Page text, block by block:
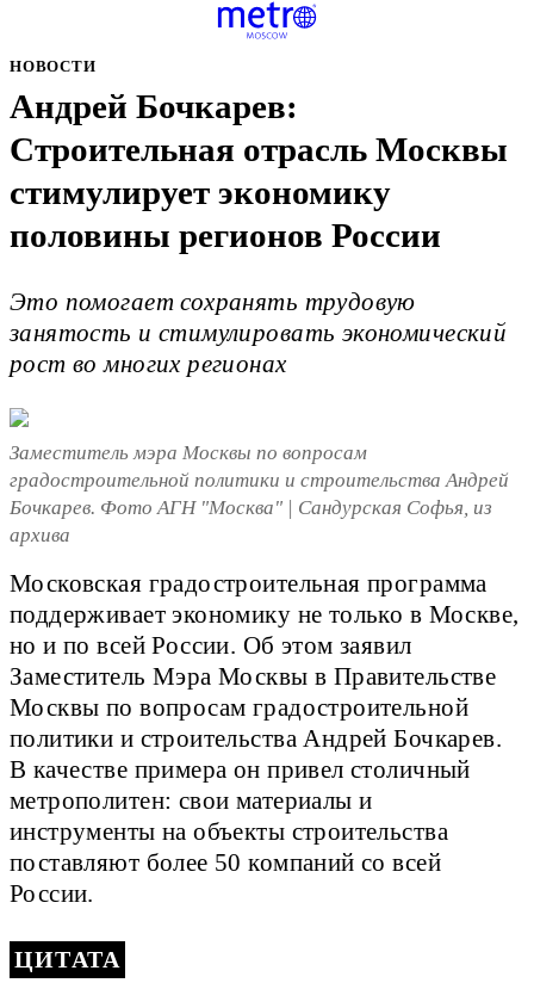
НОВОСТИ
Андрей Бочкарев:
Строительная отрасль Москвы
стимулирует экономику
половины регионов России
Это помогает сохранять трудовую
занятость и стимулировать экономический
рост во многих регионах
Заместитель мэра Москвы по вопросам
градостроительной политики и строительства Андрей
Бочкарев. Фото АГН "Москва" | Сандурская Софья, из
архива
Московская градостроительная программа
поддерживает экономику не только в Москве,
но и по всей России. Об этом заявил
Заместитель Мэра Москвы в Правительстве
Москвы по вопросам градостроительной
политики и строительства Андрей Бочкарев.
В качестве примера он привел столичный
метрополитен: свои материалы и
инструменты на объекты строительства
поставляют более 50 компаний со всей
России.